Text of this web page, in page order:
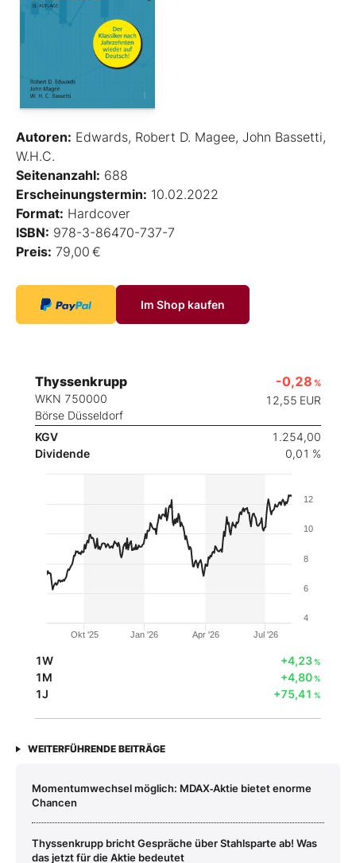
Autoren: Edwards, Robert D. Magee, John Bassetti,
W.H.C.
Seitenanzahl: 688
Erscheinungstermin: 10.02.2022
Format: Hardcover
ISBN: 978-3-86470-737-7
Preis: 79,00 €
Im Shop kaufen
Thyssenkrupp
WKN 750000
Börse Düsseldorf
-0,28 %
12,55 EUR
KGV
1.254,00
Dividende
0,01 %
Okt '25 Jan '26 Apr '26 Jul '26
4
6
8
10
12
1W +4,23%
1M +4,80%
1J +75,41 %
WEITERFÜHRENDE BEITRÄGE
Momentumwechsel möglich: MDAX‑Aktie bietet enorme
Chancen
Thyssenkrupp bricht Gespräche über Stahlsparte ab! Was
das jetzt für die Aktie bedeutet